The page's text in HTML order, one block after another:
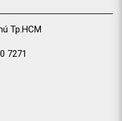
Tp.HCM
7271